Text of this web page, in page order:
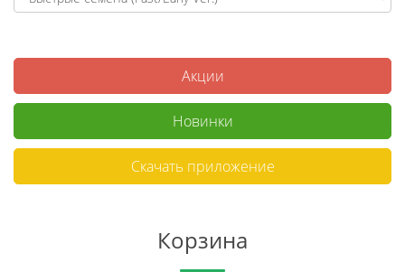
Акции
Новинки
Скачать приложение
Корзина